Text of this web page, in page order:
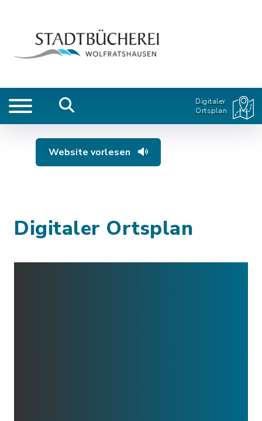
Digitaler
Ortsplan
Website vorlesen
Digitaler Ortsplan